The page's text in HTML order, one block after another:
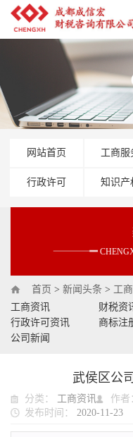
网站首页 工商服
行政许可 知识产
首页 > 新闻头条 > 工
工商资讯
财税资
行政许可资讯
商标注
公司新闻
武侯区公
分类： 工商资讯 作者
发布时间：
2020-11-23